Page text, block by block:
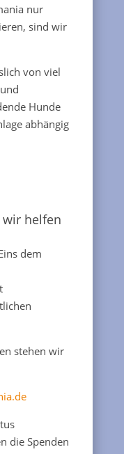
nur
sind wir
von viel
Hunde
abhängig
wir helfen
dem
stehen wir
die Spenden